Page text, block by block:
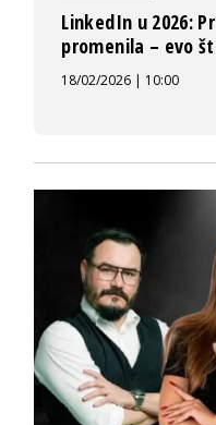
LinkedIn u 2026:
promenila – evo
18/02/2026 | 10:00